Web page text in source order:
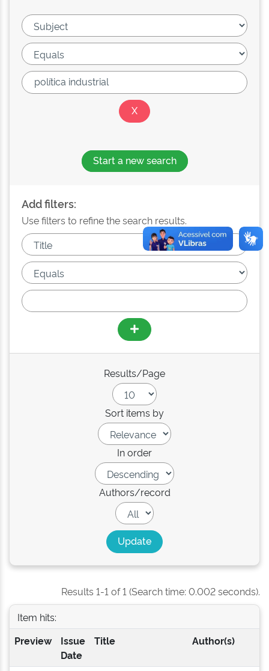
Start a new search
Add filters:
Use filters to refine the search results.
Results/Page
Sort items by
In order
Authors/record
Results 1-1 of 1 (Search time: 0.002 seconds).
Item hits:
Preview
Issue
Date
Title Author(s)